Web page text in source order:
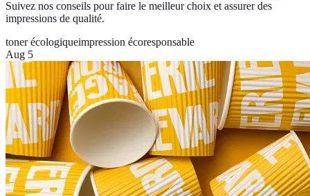
Suivez nos conseils pour faire le meilleur choix et assurer des
impressions de qualité.
toner écologiqueimpression écoresponsable
Aug 5